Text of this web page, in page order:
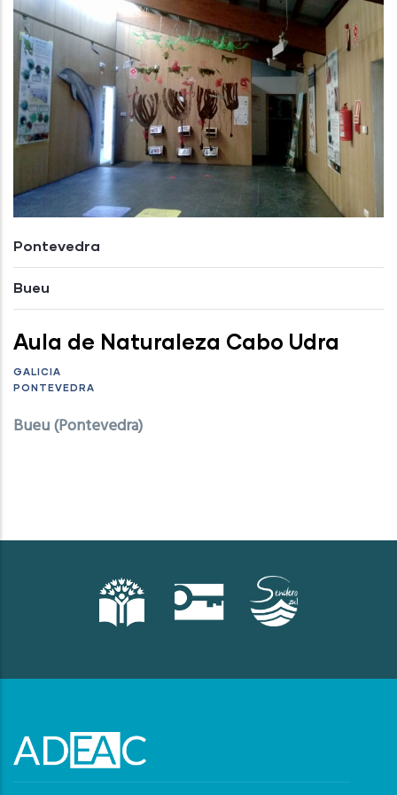
Pontevedra
Bueu
Aula de Naturaleza Cabo Udra
GALICIA
PONTEVEDRA
Bueu (Pontevedra)